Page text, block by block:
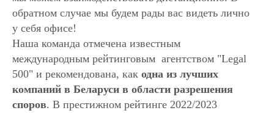
обратном случае мы будем рады вас видеть лично
у себя офисе!
Наша команда отмечена известным
международным рейтинговым агентством "Legal
500" и рекомендована, как одна из лучших
компаний в Беларуси в области разрешения
споров. В престижном рейтинге 2022/2023